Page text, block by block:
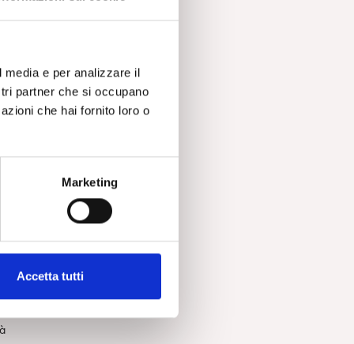
e per analizzare il
partner che si occupano
che hai fornito loro o
Marketing
Accetta tutti
di